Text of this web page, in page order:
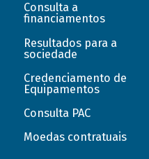
Consulta a
financiamentos
Resultados para a
sociedade
Credenciamento de
Equipamentos
Consulta PAC
Moedas contratuais